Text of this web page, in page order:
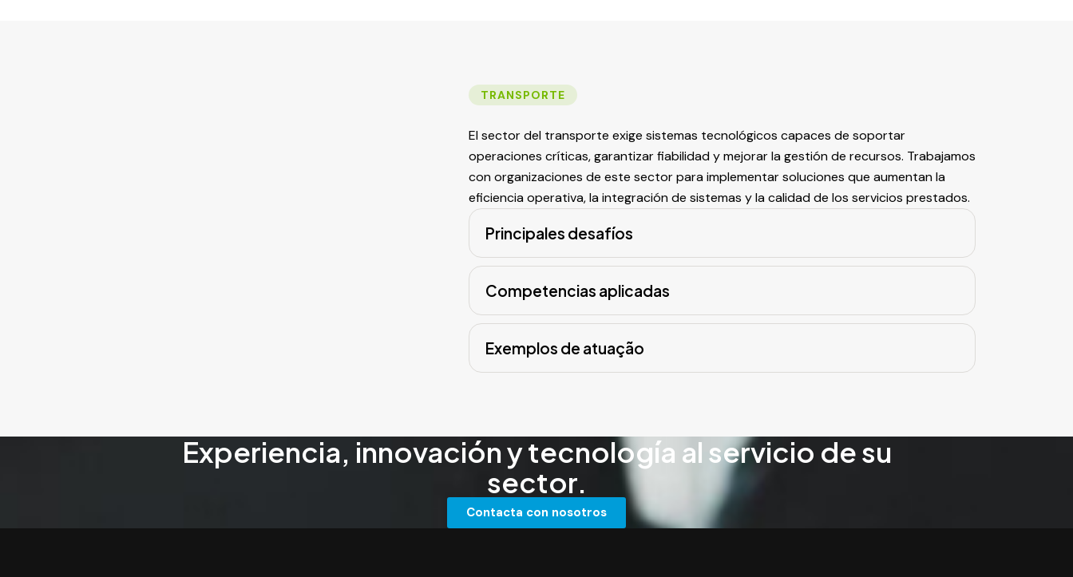
TRANSPORTE
El sector del transporte exige sistemas tecnológicos capaces de soportar
operaciones críticas, garantizar fiabilidad y mejorar la gestión de recursos. Trabajamos
con organizaciones de este sector para implementar soluciones que aumentan la
eficiencia operativa, la integración de sistemas y la calidad de los servicios prestados.
Principales desafíos
Competencias aplicadas
Exemplos de atuação
Experiencia, innovación y tecnología al servicio de su
sector.
Contacta con nosotros